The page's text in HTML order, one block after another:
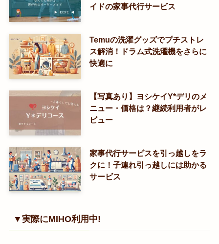
イドの家事代行サービス
Temuの洗濯グッズでプチストレ
ス解消！ドラム式洗濯機をさらに
快適に
【写真あり】ヨシケイY*デリのメ
ニュー・価格は？継続利用者がレ
ビュー
家事代行サービスを引っ越しをラ
クに！子連れ引っ越しには助かる
サービス
▼実際にMIHO利用中!